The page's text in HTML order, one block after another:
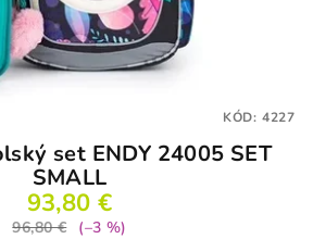
set ENDY 24005 SET
SMALL
93,80 €
96,80 €
(–3 %)
KÓD: 4227